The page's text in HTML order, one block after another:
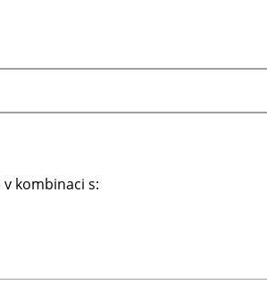
kombinaci s: